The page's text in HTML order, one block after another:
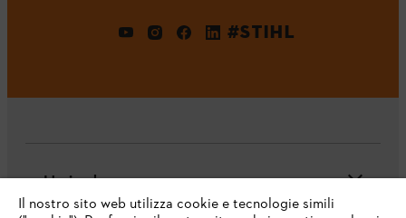
#STIHL
L'azienda
Il nostro sito web utilizza cookie e tecnologie simili